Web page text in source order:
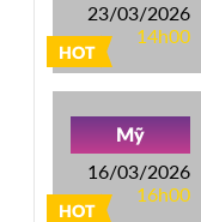
HOT
23/03/2026
14h00
HOT
Mỹ
16/03/2026
16h00